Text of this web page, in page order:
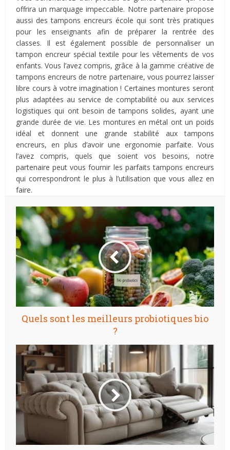
offrira un marquage impeccable. Notre partenaire propose
aussi des tampons encreurs école qui sont très pratiques
pour les enseignants afin de préparer la rentrée des
classes. Il est également possible de personnaliser un
tampon encreur spécial textile pour les vêtements de vos
enfants. Vous l’avez compris, grâce à la gamme créative de
tampons encreurs de notre partenaire, vous pourrez laisser
libre cours à votre imagination ! Certaines montures seront
plus adaptées au service de comptabilité ou aux services
logistiques qui ont besoin de tampons solides, ayant une
grande durée de vie. Les montures en métal ont un poids
idéal et donnent une grande stabilité aux tampons
encreurs, en plus d’avoir une ergonomie parfaite. Vous
l’avez compris, quels que soient vos besoins, notre
partenaire peut vous fournir les parfaits tampons encreurs
qui correspondront le plus à l’utilisation que vous allez en
faire.
Quels sont les meilleurs probiotiques bio
?